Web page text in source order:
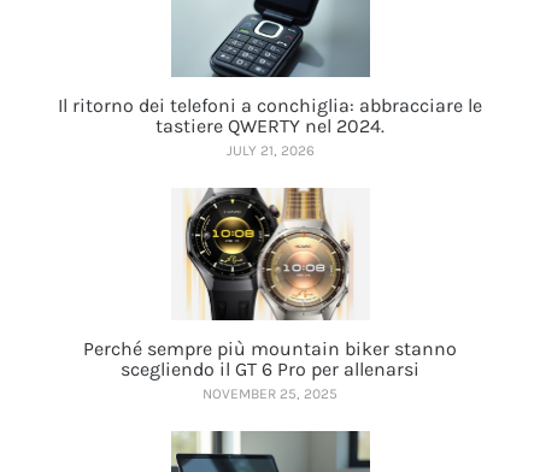
Il ritorno dei telefoni a conchiglia: abbracciare le
tastiere QWERTY nel 2024.
JULY 21, 2026
Perché sempre più mountain biker stanno
scegliendo il GT 6 Pro per allenarsi
NOVEMBER 25, 2025